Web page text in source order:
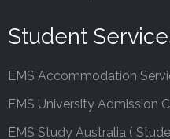
Student
EMS Accommodation
EMS University Admission
EMS Study Australia (